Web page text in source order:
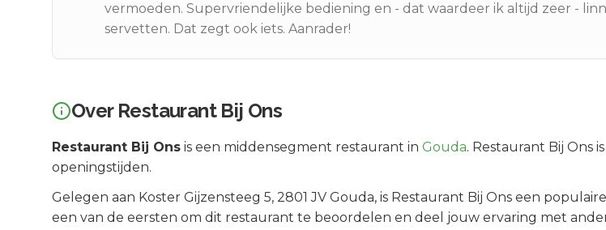
vermoeden. Supervriendelijke bediening en - dat waardeer ik altijd zeer -
servetten. Dat zegt ook iets. Aanrader!
Over Restaurant Bij Ons
Restaurant Bij Ons is een middensegment restaurant in Gouda. Restaurant Bij Ons
openingstijden.
Gelegen aan Koster Gijzensteeg 5, 2801 JV Gouda, is Restaurant Bij Ons een
een van de eersten om dit restaurant te beoordelen en deel jouw ervaring met